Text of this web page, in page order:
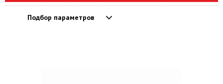
Подбор параметров